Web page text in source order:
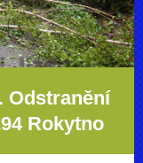
Odstranění
Rokytno